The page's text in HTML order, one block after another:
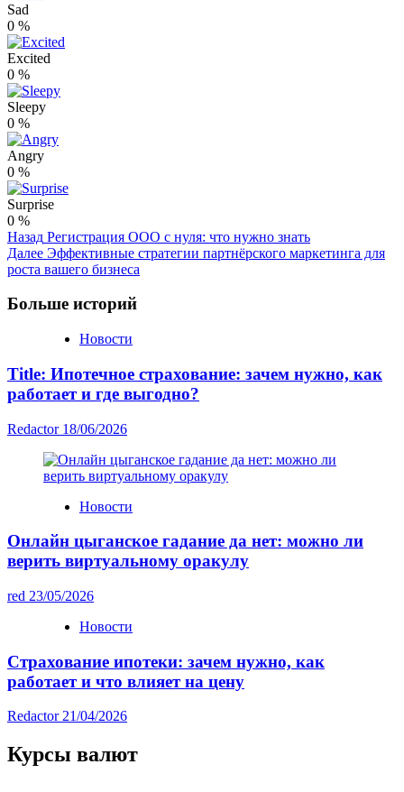
Sad
0 %
Excited
0 %
Sleepy
0 %
Angry
0 %
Surprise
0 %
Post
Navigation
Назад Регистрация ООО с нуля: что нужно знать
Далее Эффективные стратегии партнёрского маркетинга для
роста вашего бизнеса
Больше историй
Новости
Title: Ипотечное страхование: зачем нужно, как
работает и где выгодно?
Redactor 18/06/2026
Новости
Онлайн цыганское гадание да нет: можно ли
верить виртуальному оракулу
red 23/05/2026
Новости
Страхование ипотеки: зачем нужно, как
работает и что влияет на цену
Redactor21/04/2026
Курсы валют